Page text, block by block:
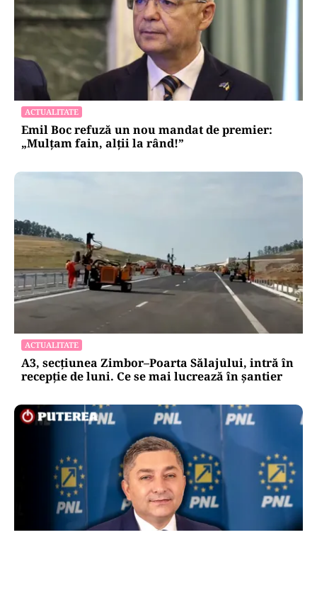
ACTUALITATE
Emil Boc refuză un nou mandat de premier:
„Mulțam fain, alții la rând!”
ACTUALITATE
A3, secțiunea Zimbor–Poarta Sălajului, intră în
recepție de luni. Ce se mai lucrează în șantier